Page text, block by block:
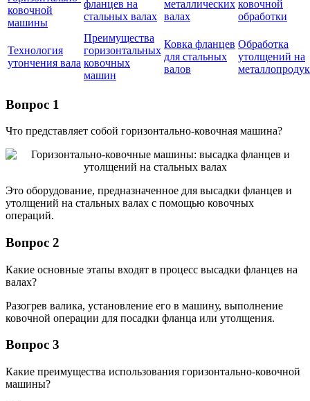
ковочной
машины
фланцев на
стальных валах
металлических
валах
ковочной
обработки
Технология
утончения вала
Преимущества
горизонтальных
ковочных
машин
Ковка фланцев
для стальных
валов
Обработка
утолщений на
Вопрос 1
Что представляет собой горизонтально-ковочная машина?
Это оборудование, предназначенное для высадки фланцев и
утолщений на стальных валах с помощью ковочных
операций.
Вопрос 2
Какие основные этапы входят в процесс высадки фланцев на
валах?
Разогрев валика, установление его в машину, выполнение
ковочной операции для посадки фланца или утолщения.
Вопрос 3
Какие преимущества использования горизонтально-ковочной
машины?